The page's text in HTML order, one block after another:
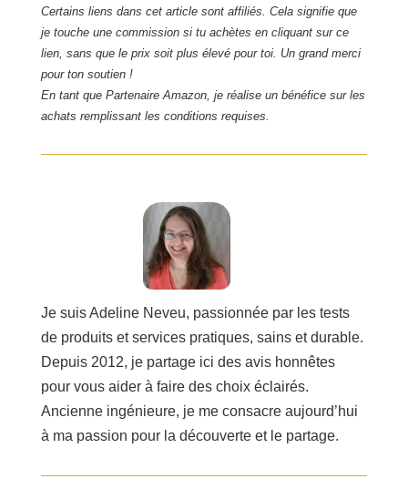
Certains liens dans cet article sont affiliés. Cela signifie que
je touche une commission si tu achètes en cliquant sur ce
lien, sans que le prix soit plus élevé pour toi. Un grand merci
pour ton soutien !
En tant que Partenaire Amazon, je réalise un bénéfice sur les
achats remplissant les conditions requises.
Je suis Adeline Neveu, passionnée par les tests
de produits et services pratiques, sains et durable.
Depuis 2012, je partage ici des avis honnêtes
pour vous aider à faire des choix éclairés.
Ancienne ingénieure, je me consacre aujourd’hui
à ma passion pour la découverte et le partage.